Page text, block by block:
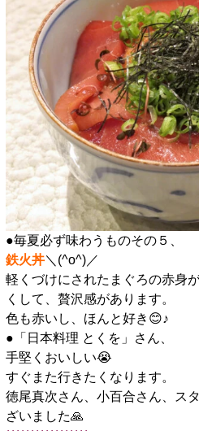
●毎夏必ず味わうものその５、
鉄火丼＼(^o^)／
軽くづけにされたまぐろの赤身
くして、贅沢感があります。
色も赤いし、ほんと好き😊♪
●「日本料理 とくを」さん、
手堅くおいしい😭
すぐまた行きたくなります。
徳尾真次さん、小百合さん、ス
ざいました🙏